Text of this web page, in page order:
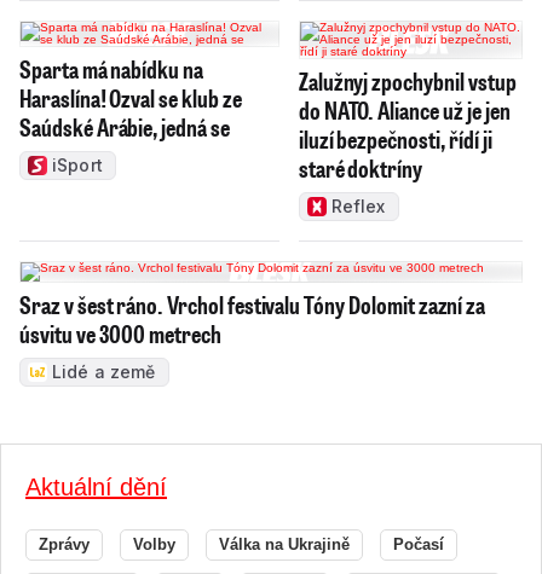
Sparta má nabídku na
Haraslína! Ozval se klub ze
Saúdské Arábie, jedná se
iSport
Zalužnyj zpochybnil vstup
do NATO. Aliance už je jen
iluzí bezpečnosti, řídí ji
staré doktríny
Reflex
Sraz v šest ráno. Vrchol festivalu Tóny Dolomit zazní za
úsvitu ve 3000 metrech
Lidé a země
Aktuální dění
Zprávy Volby Válka na Ukrajině Počasí